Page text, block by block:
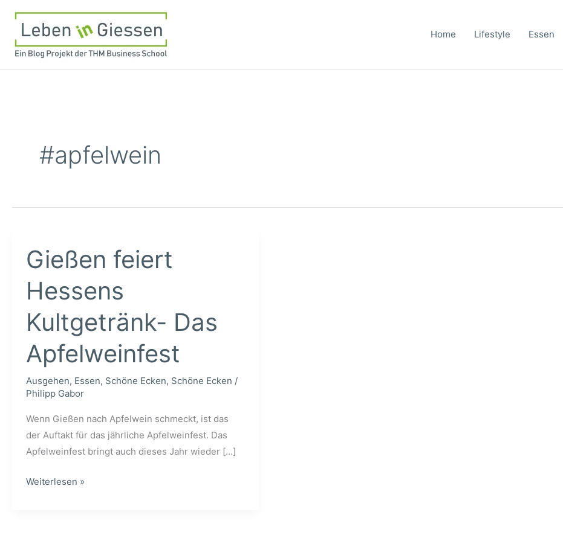
Inhalt
springen
Home Lifestyle Essen
#apfelwein
Gießen feiert
Hessens
Kultgetränk- Das
Apfelweinfest
Ausgehen, Essen, Schöne Ecken, Schöne Ecken /
Philipp Gabor
Wenn Gießen nach Apfelwein schmeckt, ist das
der Auftakt für das jährliche Apfelweinfest. Das
Apfelweinfest bringt auch dieses Jahr wieder […]
Gießen
Weiterlesen »